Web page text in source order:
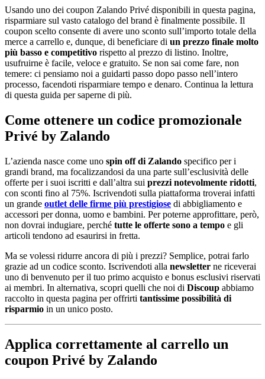
Usando uno dei coupon Zalando Privé disponibili in questa pagina,
risparmiare sul vasto catalogo del brand è finalmente possibile. Il
coupon scelto consente di avere uno sconto sull’importo totale della
merce a carrello e, dunque, di beneficiare di un prezzo finale molto
più basso e competitivo rispetto al prezzo di listino. Inoltre,
usufruirne è facile, veloce e gratuito. Se non sai come fare, non
temere: ci pensiamo noi a guidarti passo dopo passo nell’intero
processo, facendoti risparmiare tempo e denaro. Continua la lettura
di questa guida per saperne di più.
Come ottenere un codice promozionale
Privé by Zalando
L’azienda nasce come uno spin off di Zalando specifico per i
grandi brand, ma focalizzandosi da una parte sull’esclusività delle
offerte per i suoi iscritti e dall’altra sui prezzi notevolmente ridotti,
con sconti fino al 75%. Iscrivendoti sulla piattaforma troverai infatti
un grande outlet delle firme più prestigiose di abbigliamento e
accessori per donna, uomo e bambini. Per poterne approfittare, però,
non dovrai indugiare, perché tutte le offerte sono a tempo e gli
articoli tendono ad esaurirsi in fretta.
Ma se volessi ridurre ancora di più i prezzi? Semplice, potrai farlo
grazie ad un codice sconto. Iscrivendoti alla newsletter ne riceverai
uno di benvenuto per il tuo primo acquisto e bonus esclusivi riservati
ai membri. In alternativa, scopri quelli che noi di Discoup abbiamo
raccolto in questa pagina per offrirti tantissime possibilità di
risparmio in un unico posto.
Applica correttamente al carrello un
coupon Privé by Zalando